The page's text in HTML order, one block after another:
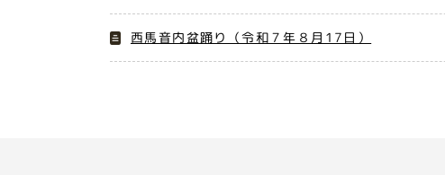
西馬音内盆踊り（令和７年８月17日）